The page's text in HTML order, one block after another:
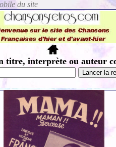
titre, interprète ou auteur